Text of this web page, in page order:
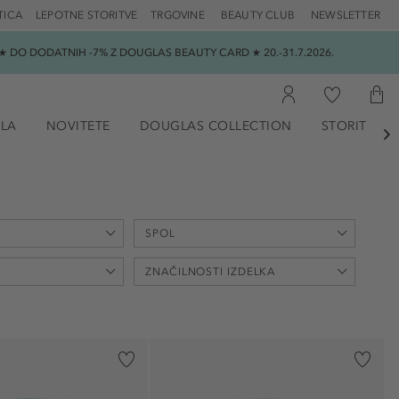
TRGOVINE BEAUTY CLUB NEWSLETTER
LEPOTNE STORITVE
DO DODATNIH -7% Z DOUGLAS BEAUTY CARD ★ 20.-31.7.2026.
NOVITETE DOUGLAS COLLECTION STORITVE

SPOL
ZNAČILNOSTI IZDELKA